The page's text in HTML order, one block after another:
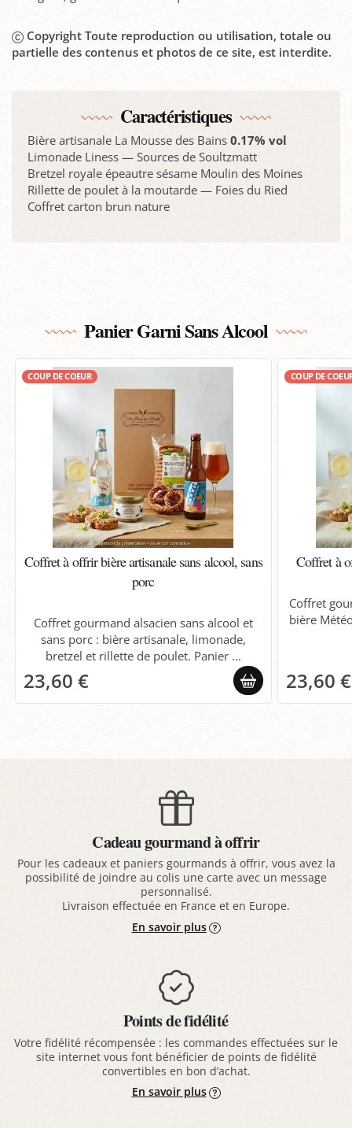
Copyright Toute reproduction ou utilisation, totale ou
partielle des contenus et photos de ce site, est interdite.
Caractéristiques
Bière artisanale La Mousse des Bains 0.17% vol
Limonade Liness — Sources de Soultzmatt
Bretzel royale épeautre sésame Moulin des Moines
Rillette de poulet à la moutarde — Foies du Ried
Coffret carton brun nature
Panier Garni Sans Alcool
COUP DE COEUR
Coffret à offrir bière artisanale sans alcool, sans
porc
Coffret gourmand alsacien sans alcool et
sans porc : bière artisanale, limonade,
bretzel et rillette de poulet. Panier ...
23,60 €
COUP DE
Coffret à
Coffret
bière
23,60 €
Cadeau gourmand à offrir
Pour les cadeaux et paniers gourmands à offrir, vous avez la
possibilité de joindre au colis une carte avec un message
personnalisé.
Livraison effectuée en France et en Europe.
En savoir plus
Points de fidélité
Votre fidélité récompensée : les commandes effectuées sur le
site internet vous font bénéficier de points de fidélité
convertibles en bon d’achat.
En savoir plus